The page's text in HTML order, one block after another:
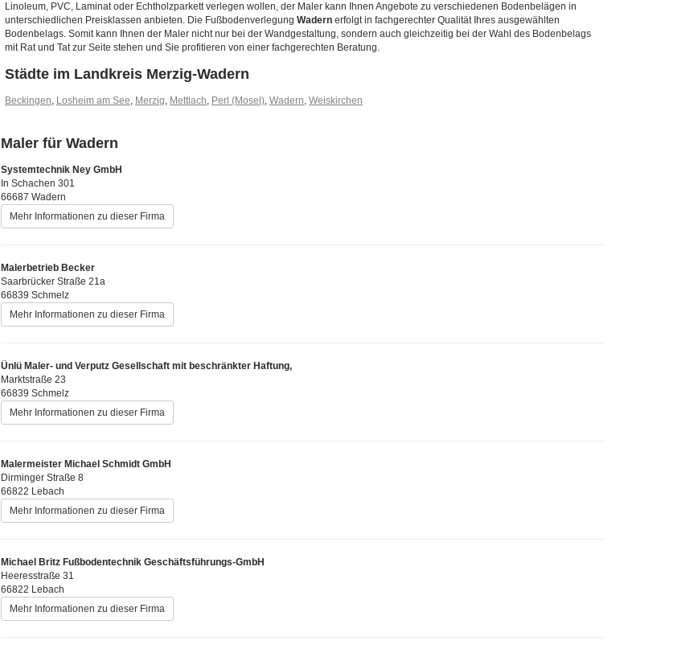
Linoleum, PVC, Laminat oder Echtholzparkett verlegen wollen, der Maler kann Ihnen Angebote zu verschiedenen Bodenbelägen in
unterschiedlichen Preisklassen anbieten. Die Fußbodenverlegung Wadern erfolgt in fachgerechter Qualität Ihres ausgewählten
Bodenbelags. Somit kann Ihnen der Maler nicht nur bei der Wandgestaltung, sondern auch gleichzeitig bei der Wahl des Bodenbelags
mit Rat und Tat zur Seite stehen und Sie profitieren von einer fachgerechten Beratung.
Städte im Landkreis Merzig-Wadern
Beckingen, Losheim am See, Merzig, Mettlach, Perl (Mosel), Wadern, Weiskirchen
Maler für Wadern
Systemtechnik Ney GmbH
In Schachen 301
66687 Wadern
Mehr Informationen zu dieser Firma
Malerbetrieb Becker
Saarbrücker Straße 21a
66839 Schmelz
Mehr Informationen zu dieser Firma
Ünlü Maler- und Verputz Gesellschaft mit beschränkter Haftung,
Marktstraße 23
66839 Schmelz
Mehr Informationen zu dieser Firma
Malermeister Michael Schmidt GmbH
Dirminger Straße 8
66822 Lebach
Mehr Informationen zu dieser Firma
Michael Britz Fußbodentechnik Geschäftsführungs-GmbH
Heeresstraße 31
66822 Lebach
Mehr Informationen zu dieser Firma